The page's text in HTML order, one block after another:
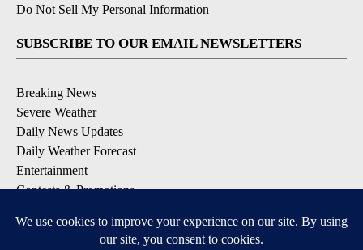
Do Not Sell My Personal Information
SUBSCRIBE TO OUR EMAIL NEWSLETTERS
Breaking News
Severe Weather
Daily News Updates
Daily Weather Forecast
Entertainment
Contests & Promotions
DOWNLOAD OUR APPS